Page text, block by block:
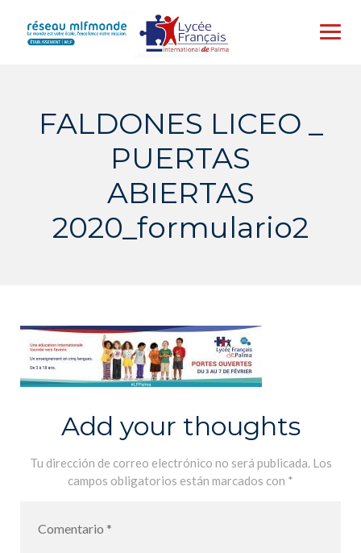
content
FALDONES LICEO _
PUERTAS
ABIERTAS
2020_formulario2
Add your thoughts
Tu dirección de correo electrónico no será publicada. Los
campos obligatorios están marcados con *